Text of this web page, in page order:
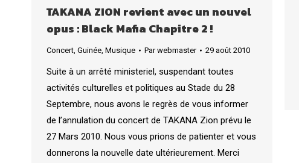
TAKANA ZION revient avec un nouvel
opus : Black Mafia Chapitre 2 !
Concert, Guinée, Musique Parwebmaster 29 août 2010
Suite à un arrêté ministeriel, suspendant toutes
activités culturelles et politiques au Stade du 28
Septembre, nous avons le regrès de vous informer
de l’annulation du concert de TAKANA Zion prévu le
27 Mars 2010. Nous vous prions de patienter et vous
donnerons la nouvelle date ultérieurement. Merci